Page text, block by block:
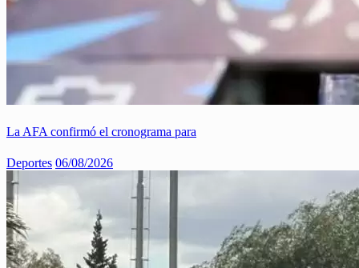
La AFA confirmó el cronograma para
Deportes 06/08/2026